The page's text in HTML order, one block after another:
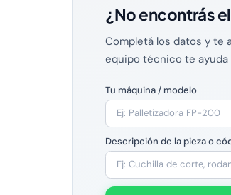
¿No encontrás
Completá los datos y te
equipo técnico te
Tu máquina / modelo
Descripción de la pieza o